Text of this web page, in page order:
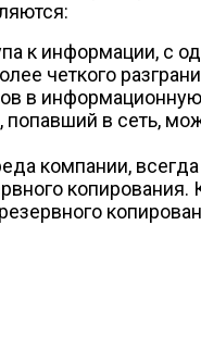
к информации, с
четкого
в
в сеть,
компании,
копирования.